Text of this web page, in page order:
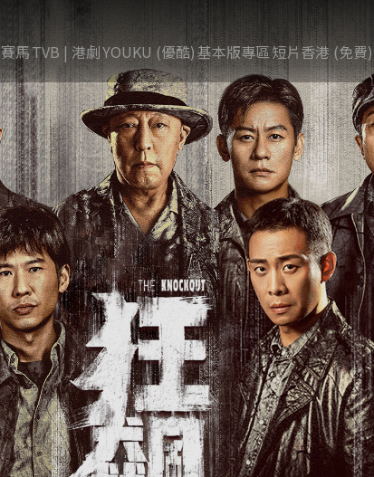
賽馬TVB | 港劇YOUKU (優酷)基本版專區短片香港 (免費)